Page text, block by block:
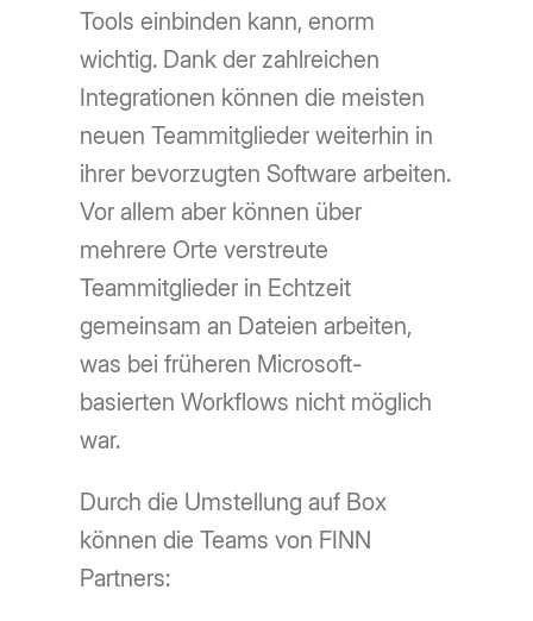
Tools einbinden kann, enorm
wichtig. Dank der zahlreichen
Integrationen können die meisten
neuen Teammitglieder weiterhin in
ihrer bevorzugten Software arbeiten.
Vor allem aber können über
mehrere Orte verstreute
Teammitglieder in Echtzeit
gemeinsam an Dateien arbeiten,
was bei früheren Microsoft-
basierten Workflows nicht möglich
war.
Durch die Umstellung auf Box
können die Teams von FINN
Partners: